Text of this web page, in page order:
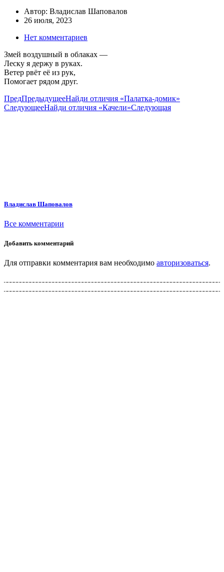
Автор: Владислав Шаповалов
26 июля, 2023
Нет комментариев
Змей воздушный в облаках —
Леску я держу в руках.
Ветер рвёт её из рук,
Помогает рядом друг.
ПредПредыдущееНайди отличия «Палатка-домик»
СледующееНайди отличия «Качели»Следующая
Владислав Шаповалов
Все комментарии
Добавить комментарий
Для отправки комментария вам необходимо авторизоваться.